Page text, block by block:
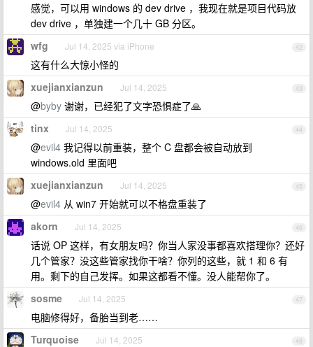
感觉，可以用 windows 的 dev drive ，我现在就是项目代码放
dev drive ，单独建一个几十 GB 分区。
42
wfg Jul 14, 2025 via iPhone
这有什么大惊小怪的
43
xuejianxianzun Jul 14, 2025
@byby 谢谢，已经犯了文字恐惧症了🙏
44
tinx Jul 14, 2025
@evil4 我记得以前重装，整个 C 盘都会被自动放到
windows.old 里面吧
45
xuejianxianzun Jul 14, 2025
@evil4 从 win7 开始就可以不格盘重装了
46
akorn Jul 14, 2025
话说 OP 这样，有女朋友吗？你当人家没事都喜欢搭理你？还好
几个管家？没这些管家找你干啥？你列的这些，就 1 和 6 有
用。剩下的自己发挥。如果这都看不懂。没人能帮你了。
47
sosme Jul 14, 2025
电脑修得好，备胎当到老……
48
Turquoise Jul 14, 2025